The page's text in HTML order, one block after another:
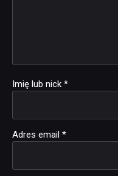
Imię lub nick *
Adres email *